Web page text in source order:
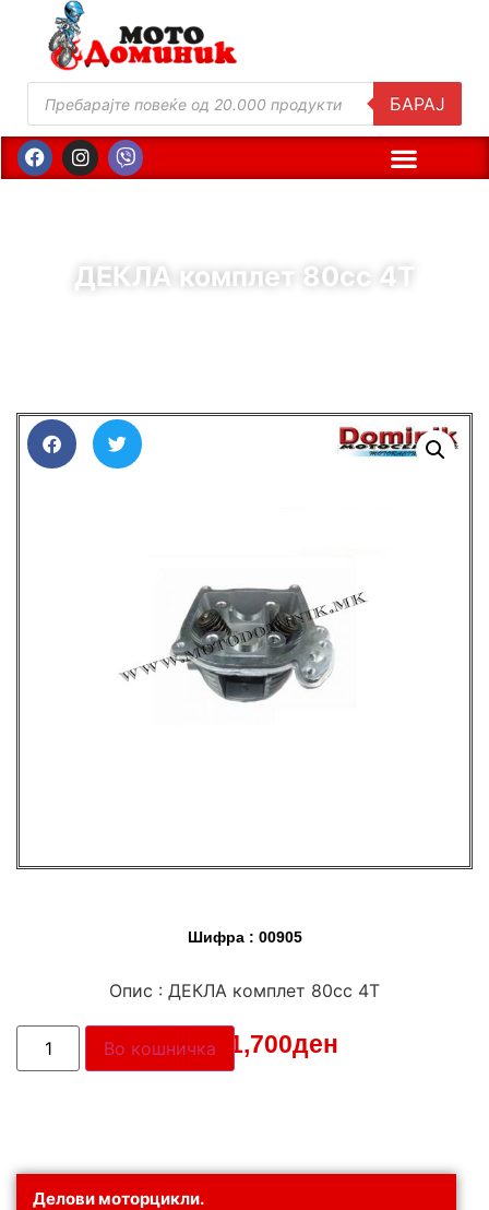
БАРАЈ
ДЕКЛА комплет 80cc 4T
Делови моторцикли.
Шифра : 00905
Опис : ДЕКЛА комплет 80cc 4T
Цена: 1,700ден
Во кошничка